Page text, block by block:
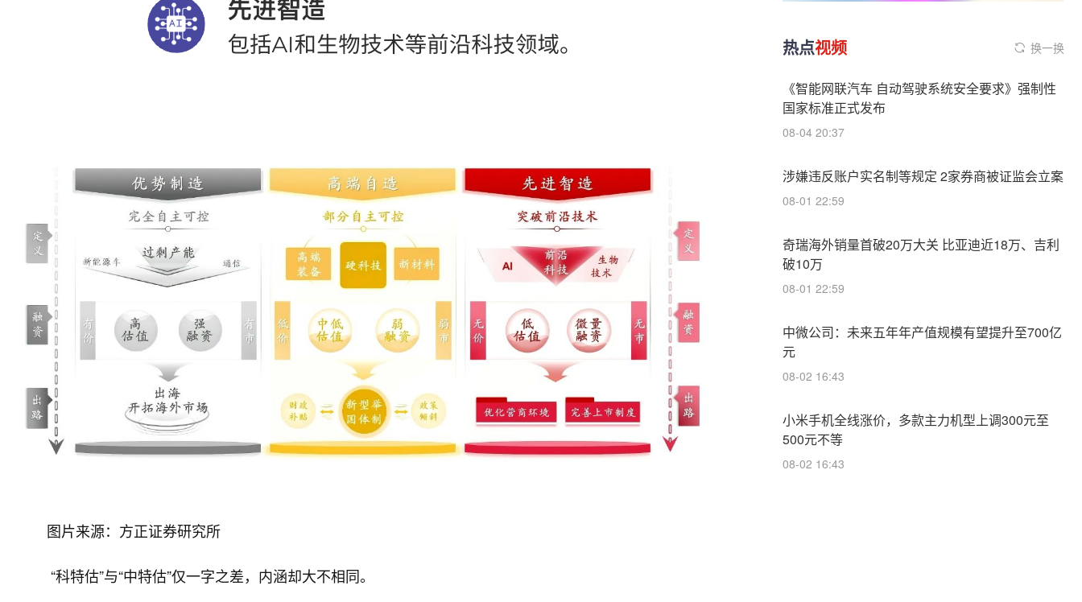
图片来源：方正证券研究所
“科特估”与“中特估”仅一字之差，内涵却大不相同。
热点视频 换一换
《智能网联汽车 自动驾驶系统安全要求》强制性
国家标准正式发布
08-04 20:37
涉嫌违反账户实名制等规定 2家券商被证监会立案
08-01 22:59
奇瑞海外销量首破20万大关 比亚迪近18万、吉利
破10万
08-01 22:59
中微公司：未来五年年产值规模有望提升至700亿
元
08-02 16:43
小米手机全线涨价，多款主力机型上调300元至
500元不等
08-02 16:43